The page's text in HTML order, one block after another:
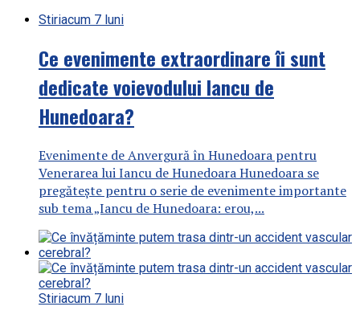
Stiriacum 7 luni
Ce evenimente extraordinare îi sunt
dedicate voievodului Iancu de
Hunedoara?
Evenimente de Anvergură în Hunedoara pentru
Venerarea lui Iancu de Hunedoara Hunedoara se
pregătește pentru o serie de evenimente importante
sub tema „Iancu de Hunedoara: erou,...
Stiriacum 7 luni